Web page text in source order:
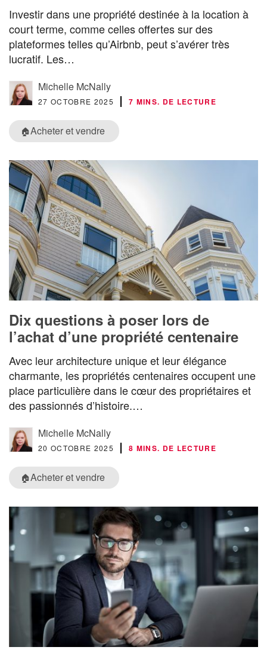
Investir dans une propriété destinée à la location à
court terme, comme celles offertes sur des
plateformes telles qu’Airbnb, peut s’avérer très
lucratif. Les…
Michelle McNally
27 OCTOBRE 2025 7 MINS. DE LECTURE
🏠Acheter et vendre
Dix questions à poser lors de
l’achat d’une propriété centenaire
Avec leur architecture unique et leur élégance
charmante, les propriétés centenaires occupent une
place particulière dans le cœur des propriétaires et
des passionnés d’histoire.…
Michelle McNally
20 OCTOBRE 2025 8 MINS. DE LECTURE
🏠Acheter et vendre